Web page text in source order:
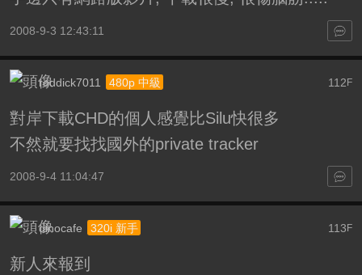
2008-9-3 12:43:11
112F
roddick7011 480p 中級
對岸下載CHD的個人感覺比Silu快很多
不然就要找找國外的private tracker
2008-9-4 11:04:47
113 F
dinocafe 320i 新手
新人來報到